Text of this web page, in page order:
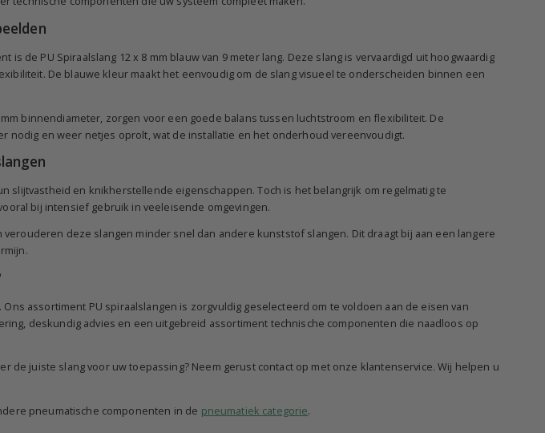
is de PU Spiraalslang 12 x 8 mm blauw van 9 meter lang. Deze slang is vervaardigd uit hoogwaardig
De blauwe kleur maakt het eenvoudig om de slang visueel te onderscheiden binnen een
binnendiameter, zorgen voor een goede balans tussen luchtstroom en flexibiliteit. De
nodig en weer netjes oprolt, wat de installatie en het onderhoud vereenvoudigt.
slijtvastheid en knikherstellende eigenschappen. Toch is het belangrijk om regelmatig te
bij intensief gebruik in veeleisende omgevingen.
deze slangen minder snel dan andere kunststof slangen. Dit draagt bij aan een langere
assortiment PU spiraalslangen is zorgvuldig geselecteerd om te voldoen aan de eisen van
deskundig advies en een uitgebreid assortiment technische componenten die naadloos op
de juiste slang voor uw toepassing? Neem gerust contact op met onze klantenservice. Wij helpen u
pneumatische componenten in de pneumatiek categorie.